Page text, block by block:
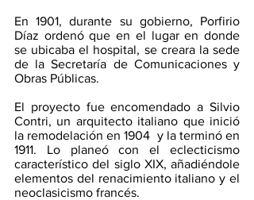
En 1901, durante su gobierno, Porfirio
Díaz ordenó que en el lugar en donde
se ubicaba el hospital, se creara la sede
de la Secretaría de Comunicaciones y
Obras Públicas.
El proyecto fue encomendado a Silvio
Contri, un arquitecto italiano que inició
la remodelación en 1904  y la terminó en
1911. Lo planeó con el eclecticismo
característico del siglo XIX, añadiéndole
elementos del renacimiento italiano y el
neoclasicismo francés.